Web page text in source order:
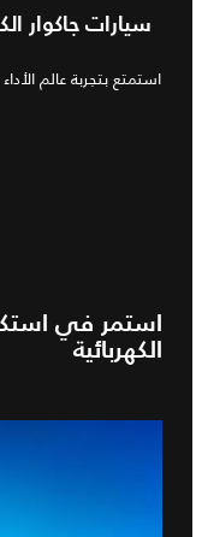
سيارات جاكوار
استمتع بتجربة عالم
استمر في
الكهربائية